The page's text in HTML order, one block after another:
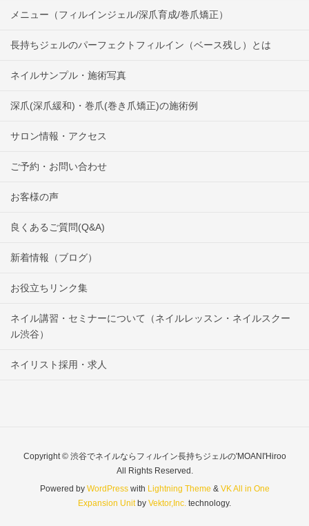
メニュー（フィルインジェル/深爪育成/巻爪矯正）
長持ちジェルのパーフェクトフィルイン（ベース残し）とは
ネイルサンプル・施術写真
深爪(深爪緩和)・巻爪(巻き爪矯正)の施術例
サロン情報・アクセス
ご予約・お問い合わせ
お客様の声
良くあるご質問(Q&A)
新着情報（ブログ）
お役立ちリンク集
ネイル講習・セミナーについて（ネイルレッスン・ネイルスクー
ル渋谷）
ネイリスト採用・求人
Copyright © 渋谷でネイルならフィルイン長持ちジェルの'MOANI'Hiroo
All Rights Reserved.
Powered by WordPresswith Lightning Theme & VK All in One
Expansion Unitby Vektor,Inc. technology.